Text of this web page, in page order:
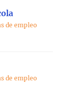
de empleo
de empleo